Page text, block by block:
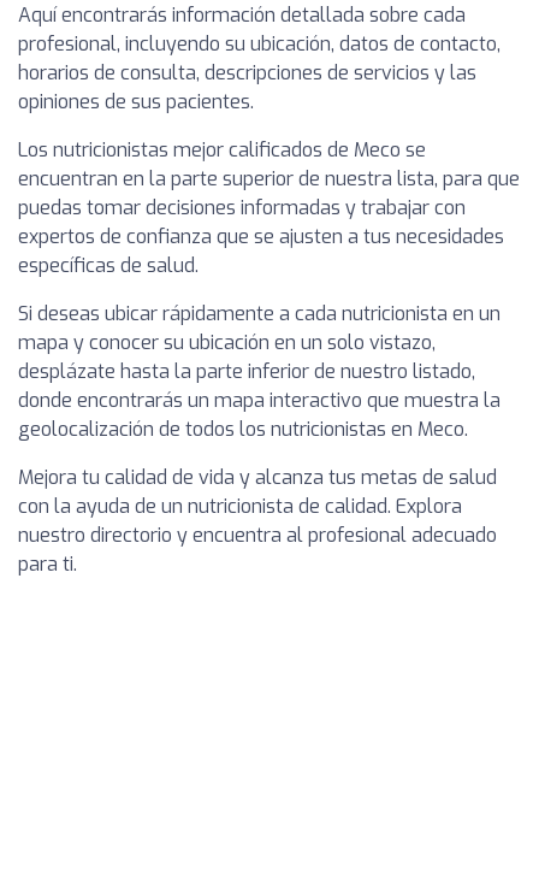
Aquí encontrarás información detallada sobre cada
profesional, incluyendo su ubicación, datos de contacto,
horarios de consulta, descripciones de servicios y las
opiniones de sus pacientes.
Los nutricionistas mejor calificados de Meco se
encuentran en la parte superior de nuestra lista, para que
puedas tomar decisiones informadas y trabajar con
expertos de confianza que se ajusten a tus necesidades
específicas de salud.
Si deseas ubicar rápidamente a cada nutricionista en un
mapa y conocer su ubicación en un solo vistazo,
desplázate hasta la parte inferior de nuestro listado,
donde encontrarás un mapa interactivo que muestra la
geolocalización de todos los nutricionistas en Meco.
Mejora tu calidad de vida y alcanza tus metas de salud
con la ayuda de un nutricionista de calidad. Explora
nuestro directorio y encuentra al profesional adecuado
para ti.